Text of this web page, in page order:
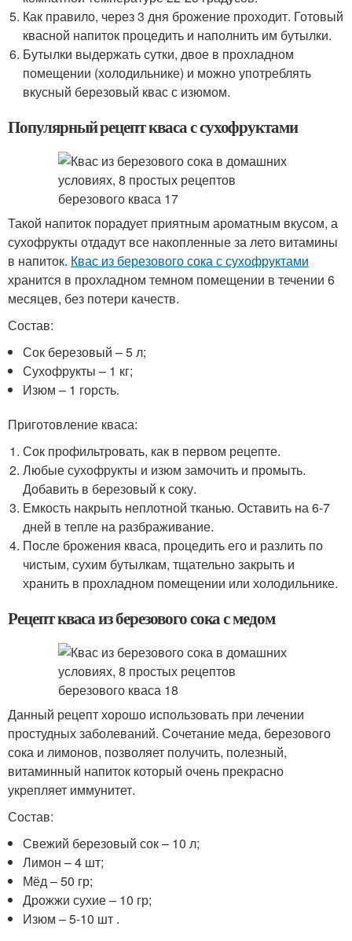
Как правило, через 3 дня брожение проходит. Готовый
квасной напиток процедить и наполнить им бутылки.
Бутылки выдержать сутки, двое в прохладном
помещении (холодильнике) и можно употреблять
вкусный березовый квас с изюмом.
Популярный рецепт кваса с сухофруктами
Такой напиток порадует приятным ароматным вкусом, а
сухофрукты отдадут все накопленные за лето витамины
в напиток. Квас из березового сока с сухофруктами
хранится в прохладном темном помещении в течении 6
месяцев, без потери качеств.
Состав:
Сок березовый – 5 л;
Сухофрукты – 1 кг;
Изюм – 1 горсть.
Приготовление кваса:
Сок профильтровать, как в первом рецепте.
Любые сухофрукты и изюм замочить и промыть.
Добавить в березовый к соку.
Емкость накрыть неплотной тканью. Оставить на 6-7
дней в тепле на разбраживание.
После брожения кваса, процедить его и разлить по
чистым, сухим бутылкам, тщательно закрыть и
хранить в прохладном помещении или холодильнике.
Рецепт кваса из березового сока с медом
Данный рецепт хорошо использовать при лечении
простудных заболеваний. Сочетание меда, березового
сока и лимонов, позволяет получить, полезный,
витаминный напиток который очень прекрасно
укрепляет иммунитет.
Состав:
Свежий березовый сок – 10 л;
Лимон – 4 шт;
Мёд – 50 гр;
Дрожжи сухие – 10 гр;
Изюм – 5-10 шт .